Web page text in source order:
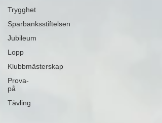
Trygghet
Sparbanksstiftelsen
Jubileum
Lopp
Klubbmästerskap
Prova-
på
Tävling